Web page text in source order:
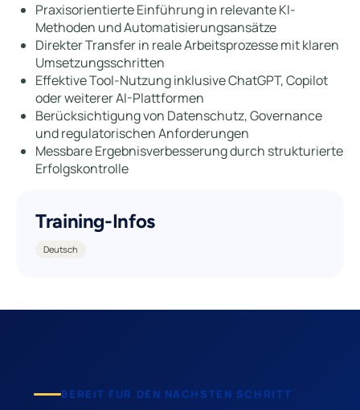
Praxisorientierte Einführung in relevante KI-
Methoden und Automatisierungsansätze
Direkter Transfer in reale Arbeitsprozesse mit klaren
Umsetzungsschritten
Effektive Tool-Nutzung inklusive ChatGPT, Copilot
oder weiterer AI-Plattformen
Berücksichtigung von Datenschutz, Governance
und regulatorischen Anforderungen
Messbare Ergebnisverbesserung durch strukturierte
Erfolgskontrolle
Training-Infos
Deutsch
BEREIT FUR DEN NACHSTEN SCHRITT